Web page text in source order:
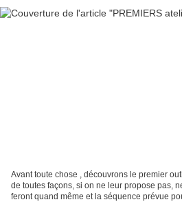
Avant toute chose , découvrons le premier
de toutes façons, si on ne leur propose pas,
feront quand même et la séquence prévue